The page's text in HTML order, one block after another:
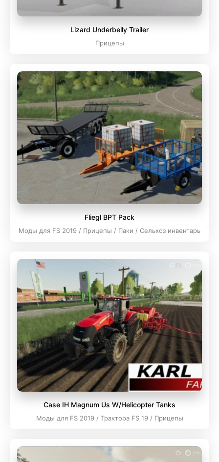
Lizard Underbelly Trailer
Прицепы
Fliegl BPT Pack
Моды для FS 2019 / Прицепы / Паки / Сельхоз инвентарь
Case IH Magnum Us W/Helicopter Tanks
Моды для FS 2019 / Трактора FS 19 / Прицепы